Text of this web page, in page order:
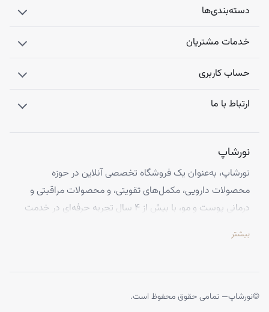
دسته‌بندی‌ها
خدمات مشتریان
حساب کاربری
ارتباط با ما
نورشاپ
نورشاپ، به‌عنوان یک فروشگاه تخصصی آنلاین در حوزه
محصولات دارویی، مکمل‌های تقویتی، و محصولات مراقبتی و
درمانی پوست و مو، با بیش از ۴ سال تجربه حرفه‌ای در خدمت
برندهای اروپایی تهیه کرده و اصالت کالاها را با ضمانت کامل
برتر جهانی برخوردارند، تا بتوانید با اطمینان کامل، تجربه‌ای
بیشتر
©نورشاپ— تمامی حقوق محفوظ است.